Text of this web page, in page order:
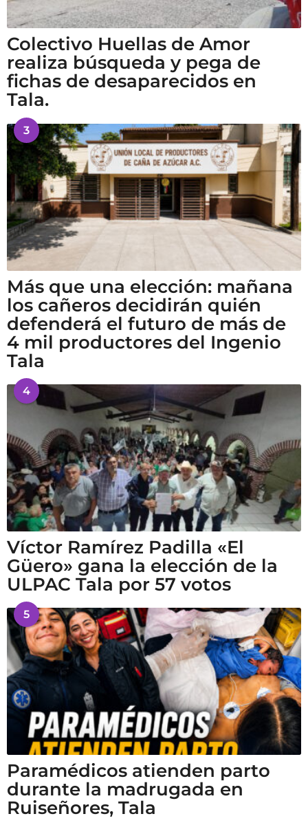
Colectivo Huellas de Amor
realiza búsqueda y pega de
fichas de desaparecidos en
Tala.
3
Más que una elección: mañana
los cañeros decidirán quién
defenderá el futuro de más de
4 mil productores del Ingenio
Tala
4
Víctor Ramírez Padilla «El
Güero» gana la elección de la
ULPAC Tala por 57 votos
5
Paramédicos atienden parto
durante la madrugada en
Ruiseñores, Tala